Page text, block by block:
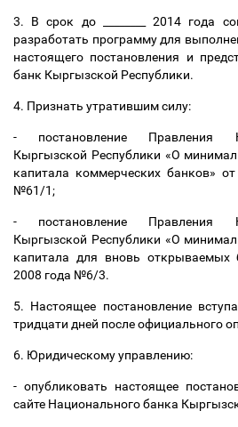
3. В срок до ________ 2014 года
разработать программу для
настоящего постановления и
банк Кыргызской Республики.
4. Признать утратившим силу:
- постановление Правления
Кыргызской Республики «О
капитала коммерческих банков»
№61/1;
- постановление Правления
Кыргызской Республики «О
капитала для вновь открываемых
2008 года №6/3.
5. Настоящее постановление
тридцати дней после официального
6. Юридическому управлению:
- опубликовать настоящее
сайте Национального банка